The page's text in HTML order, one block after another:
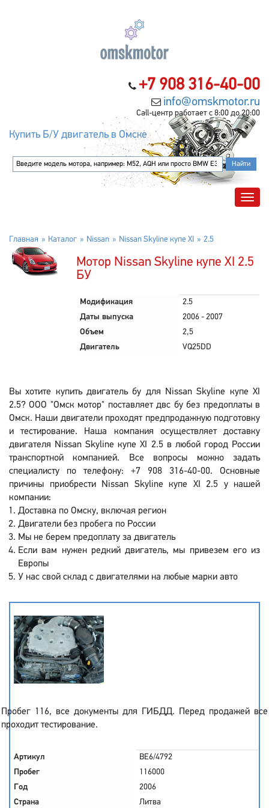
+7 908 316-40-00
info@omskmotor.ru
Call-центр работает с 8:00 до 20:00
Купить Б/У двигатель в Омске
Главная Каталог Nissan Nissan Skyline купе XI 2.5
Мотор Nissan Skyline купе XI 2.5
БУ
Модификация
2.5
Даты выпуска
2006 - 2007
Объем
2,5
Двигатель
VQ25DD
Вы хотите купить двигатель бу для Nissan Skyline купе XI
2.5? ООО "Омск мотор" поставляет двс бу без предоплаты в
Омск. Наши двигатели проходят предпродажную подготовку
и тестирование. Наша компания осуществляет доставку
двигателя Nissan Skyline купе XI 2.5 в любой город России
транспортной компанией. Все вопросы можно задать
специалисту по телефону: +7 908 316-40-00. Основные
причины приобрести Nissan Skyline купе XI 2.5 у нашей
компании:
Доставка по Омску, включая регион
Двигатели без пробега по России
Мы не берем предоплату за двигатель
Если вам нужен редкий двигатель, мы привезем его из
Европы
У нас свой склад с двигателями на любые марки авто
Пробег 116, все документы для ГИБДД. Перед продажей все
проходит тестирование.
Артикул
BE6/4792
Пробег
116000
Год
2006
Страна
Литва